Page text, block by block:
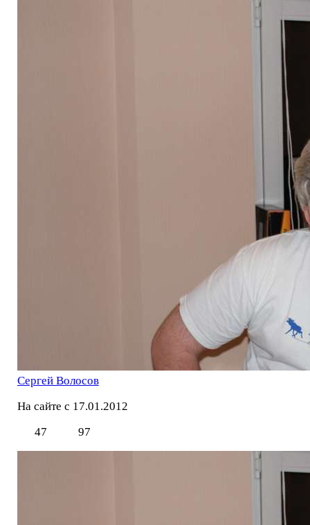
Сергей Волосов
На сайте с 17.01.2012
47
97